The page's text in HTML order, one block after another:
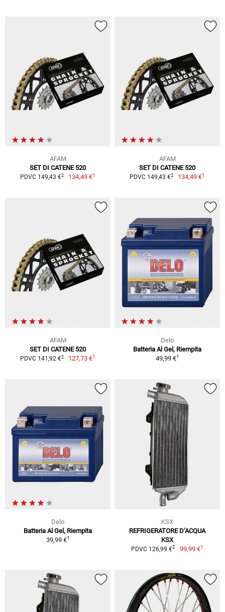
AFAM
SET DI CATENE 520
PDVC 149,43 €2 134,49 €1
AFAM
SET DI CATENE 520
PDVC 149,43 €2 134,49 €1
AFAM
SET DI CATENE 520
PDVC 141,92 €2 127,73 €1
Delo
Batteria Al Gel, Riempita
49,99 €1
Delo
Batteria Al Gel, Riempita
39,99 €1
KSX
REFRIGERATORE D’ACQUA
KSX
PDVC 126,99 €2 99,99 €1